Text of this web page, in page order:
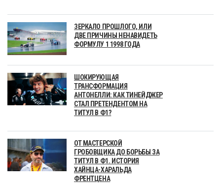
ЗЕРКАЛО ПРОШЛОГО, ИЛИ
ДВЕ ПРИЧИНЫ НЕНАВИДЕТЬ
ФОРМУЛУ 1 1998 ГОДА
ШОКИРУЮЩАЯ
ТРАНСФОРМАЦИЯ
АНТОНЕЛЛИ: КАК ТИНЕЙДЖЕР
СТАЛ ПРЕТЕНДЕНТОМ НА
ТИТУЛ В Ф1?
ОТ МАСТЕРСКОЙ
ГРОБОВЩИКА ДО БОРЬБЫ ЗА
ТИТУЛ В Ф1. ИСТОРИЯ
ХАЙНЦА-ХАРАЛЬДА
ФРЕНТЦЕНА